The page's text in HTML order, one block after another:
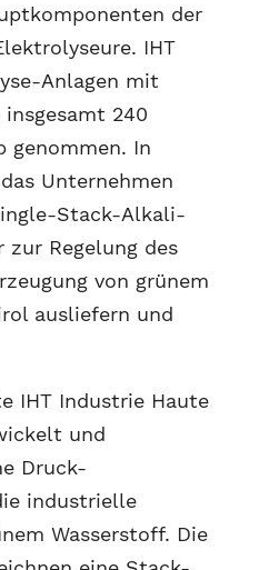
der
IHT
Anlagen mit
240
genommen. In
Unternehmen
Stack-Alkali-
zur Regelung des
von grünem
ausliefern und
IHT Industrie Haute
und
Druck-
industrielle
Wasserstoff. Die